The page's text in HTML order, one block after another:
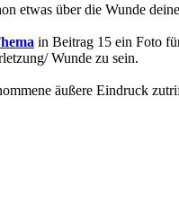
etwas über die Wunde
in Beitrag 15 ein Foto
Wunde zu sein.
äußere Eindruck